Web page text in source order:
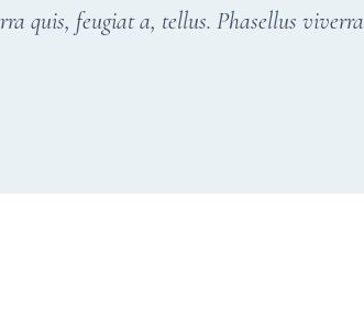
quis, feugiat a, tellus. Phasellus